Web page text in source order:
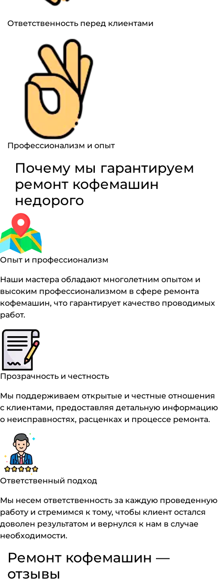
Ответственность перед клиентами
Профессионализм и опыт
Почему мы гарантируем
ремонт кофемашин
недорого
Опыт и профессионализм
Наши мастера обладают многолетним опытом и
высоким профессионализмом в сфере ремонта
кофемашин, что гарантирует качество проводимых
работ.
Прозрачность и честность
Мы поддерживаем открытые и честные отношения
с клиентами, предоставляя детальную информацию
о неисправностях, расценках и процессе ремонта.
Ответственный подход
Мы несем ответственность за каждую проведенную
работу и стремимся к тому, чтобы клиент остался
доволен результатом и вернулся к нам в случае
необходимости.
Ремонт кофемашин —
отзывы